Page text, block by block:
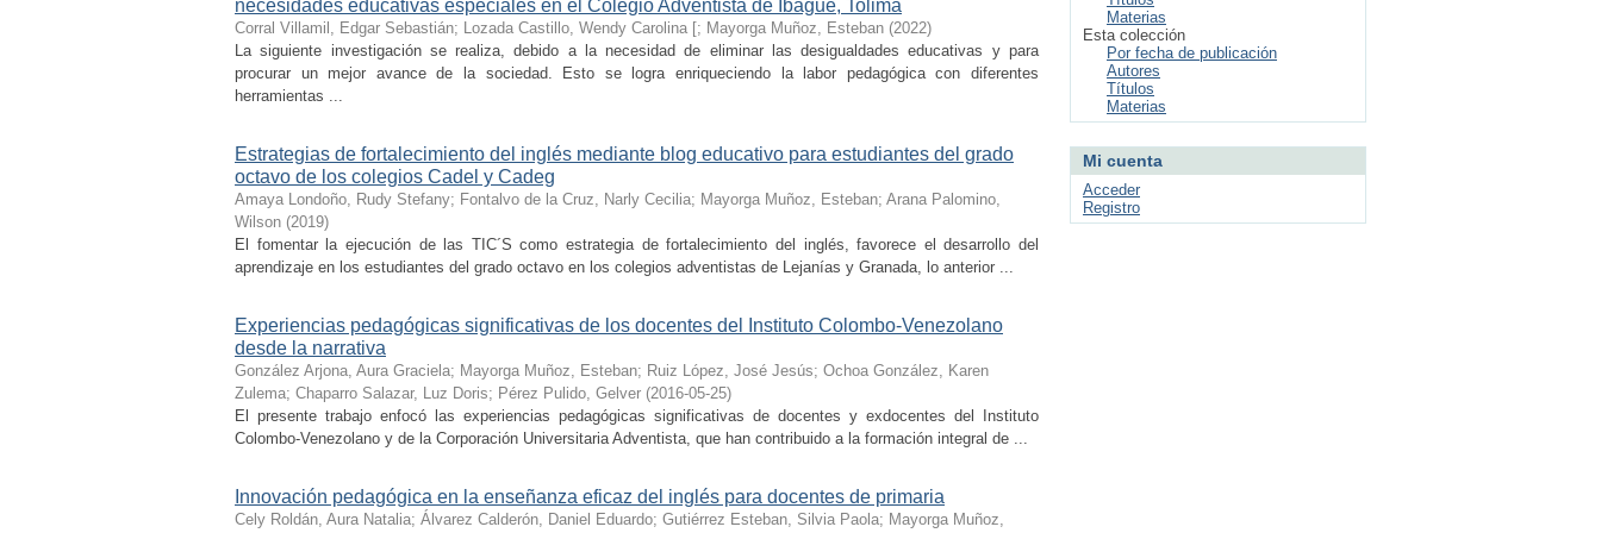
necesidades educativas especiales en el Colegio Adventista de Ibagué, Tolima
Corral Villamil, Edgar Sebastián; Lozada Castillo, Wendy Carolina [; Mayorga Muñoz, Esteban (2022)
La siguiente investigación se realiza, debido a la necesidad de eliminar las desigualdades educativas y para
procurar un mejor avance de la sociedad. Esto se logra enriqueciendo la labor pedagógica con diferentes
herramientas ...
Estrategias de fortalecimiento del inglés mediante blog educativo para estudiantes del grado
octavo de los colegios Cadel y Cadeg
Amaya Londoño, Rudy Stefany; Fontalvo de la Cruz, Narly Cecilia; Mayorga Muñoz, Esteban; Arana Palomino,
Wilson (2019)
El fomentar la ejecución de las TIC´S como estrategia de fortalecimiento del inglés, favorece el desarrollo del
aprendizaje en los estudiantes del grado octavo en los colegios adventistas de Lejanías y Granada, lo anterior ...
Experiencias pedagógicas significativas de los docentes del Instituto Colombo-Venezolano
desde la narrativa
González Arjona, Aura Graciela; Mayorga Muñoz, Esteban; Ruiz López, José Jesús; Ochoa González, Karen
Zulema; Chaparro Salazar, Luz Doris; Pérez Pulido, Gelver (2016-05-25)
El presente trabajo enfocó las experiencias pedagógicas significativas de docentes y exdocentes del Instituto
Colombo-Venezolano y de la Corporación Universitaria Adventista, que han contribuido a la formación integral de ...
Innovación pedagógica en la enseñanza eficaz del inglés para docentes de primaria
Cely Roldán, Aura Natalia; Álvarez Calderón, Daniel Eduardo; Gutiérrez Esteban, Silvia Paola; Mayorga Muñoz,
Materias
Esta colección
Por fecha de publicación
Autores
Títulos
Materias
Mi cuenta
Acceder
Registro